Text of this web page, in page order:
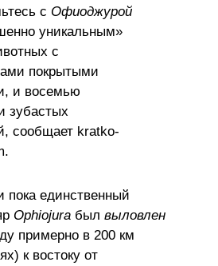
с Офиоджурой
уникальным»
с
покрытыми
и восемью
зубастых
сообщает kratko-
пока единственный
Ophiojura был выловлен
примерно в 200 км
к востоку от